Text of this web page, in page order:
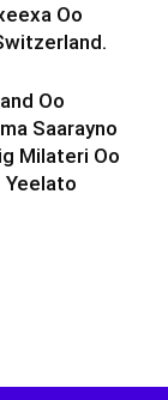
Oo
Oo
Saarayno
Milateri Oo
Yeelato